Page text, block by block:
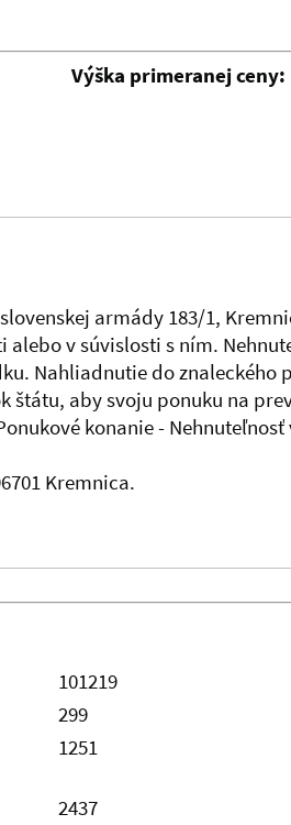
Výška primeranej ceny:
armády 183/1,
v súvislosti s ním.
Nahliadnutie do znaleckého
aby svoju ponuku na
konanie -
Kremnica.
101219
299
1251
2437